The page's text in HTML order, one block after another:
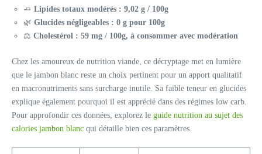
🧈 Lipides totaux modérés : 9,02 g / 100g
🌿 Glucides négligeables : 0 g pour 100g
⚖️ Cholestérol : 59 mg / 100g, à consommer avec modération
Chez les amoureux de nutrition viande, ce décryptage met en lumière
que le jambon blanc reste un choix pertinent pour un apport qualitatif
en macronutriments sans surcharge inutile. Sa faible teneur en glucides
explique également pourquoi il est apprécié dans des régimes low carb.
Pour approfondir ces données, explorez le guide nutrition au sujet des
calories jambon blanc qui détaille bien ces paramètres.